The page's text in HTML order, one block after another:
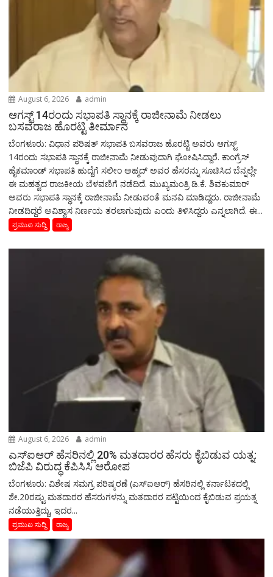
August 6, 2026 admin
ಆಗಸ್ಟ್‌ 14ರಂದು ಸಭಾಪತಿ ಸ್ಥಾನಕ್ಕೆ ರಾಜೀನಾಮೆ ನೀಡಲು
ಬಸವರಾಜ ಹೊರಟ್ಟಿ ತೀರ್ಮಾನ
ಬೆಂಗಳೂರು: ವಿಧಾನ ಪರಿಷತ್ ಸಭಾಪತಿ ಬಸವರಾಜ ಹೊರಟ್ಟಿ ಅವರು ಆಗಸ್ಟ್‌
14ರಂದು ಸಭಾಪತಿ ಸ್ಥಾನಕ್ಕೆ ರಾಜೀನಾಮೆ ನೀಡುವುದಾಗಿ ಘೋಷಿಸಿದ್ದಾರೆ. ಕಾಂಗ್ರೆಸ್
ಹೈಕಮಾಂಡ್ ಸಭಾಪತಿ ಹುದ್ದೆಗೆ ಸಲೀಂ ಅಹ್ಮದ್ ಅವರ ಹೆಸರನ್ನು ಸೂಚಿಸಿದ ಬೆನ್ನಲ್ಲೇ
ಈ ಮಹತ್ವದ ರಾಜಕೀಯ ಬೆಳವಣಿಗೆ ನಡೆದಿದೆ. ಮುಖ್ಯಮಂತ್ರಿ ಡಿ.ಕೆ. ಶಿವಕುಮಾರ್
ಅವರು ಸಭಾಪತಿ ಸ್ಥಾನಕ್ಕೆ ರಾಜೀನಾಮೆ ನೀಡುವಂತೆ ಮನವಿ ಮಾಡಿದ್ದರು. ರಾಜೀನಾಮೆ
ನೀಡದಿದ್ದರೆ ಅವಿಶ್ವಾಸ ನಿರ್ಣಯ ತರಲಾಗುವುದು ಎಂದು ತಿಳಿಸಿದ್ದರು ಎನ್ನಲಾಗಿದೆ. ಈ...
ಪ್ರಮುಖ ಸುದ್ದಿ ರಾಜ್ಯ
August 6, 2026 admin
ಎಸ್‌ಐಆರ್‌ ಹೆಸರಿನಲ್ಲಿ 20% ಮತದಾರರ ಹೆಸರು ಕೈಬಿಡುವ ಯತ್ನ:
ಬಿಜೆಪಿ ವಿರುದ್ಧ ಕೆಪಿಸಿಸಿ ಆರೋಪ
ಬೆಂಗಳೂರು: ವಿಶೇಷ ಸಮಗ್ರ ಪರಿಷ್ಕರಣೆ (ಎಸ್‌ಐಆರ್‌) ಹೆಸರಿನಲ್ಲಿ ಕರ್ನಾಟಕದಲ್ಲಿ
ಶೇ.20ರಷ್ಟು ಮತದಾರರ ಹೆಸರುಗಳನ್ನು ಮತದಾರರ ಪಟ್ಟಿಯಿಂದ ಕೈಬಿಡುವ ಪ್ರಯತ್ನ
ನಡೆಯುತ್ತಿದ್ದು, ಇದರ...
ಪ್ರಮುಖ ಸುದ್ದಿ ರಾಜ್ಯ